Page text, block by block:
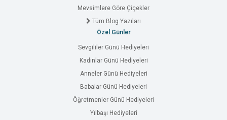
Mevsimlere Göre Çiçekler
Tüm Blog Yazıları
Özel Günler
Sevgililer Günü Hediyeleri
Kadınlar Günü Hediyeleri
Anneler Günü Hediyeleri
Babalar Günü Hediyeleri
Öğretmenler Günü Hediyeleri
Yılbaşı Hediyeleri